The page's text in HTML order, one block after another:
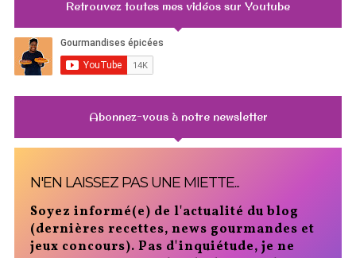
Retrouvez toutes mes vidéos sur Youtube
Abonnez-vous à notre newsletter
N'EN LAISSEZ PAS UNE MIETTE...
Soyez informé(e) de l'actualité du blog
(dernières recettes, news gourmandes et
jeux concours). Pas d'inquiétude, je ne